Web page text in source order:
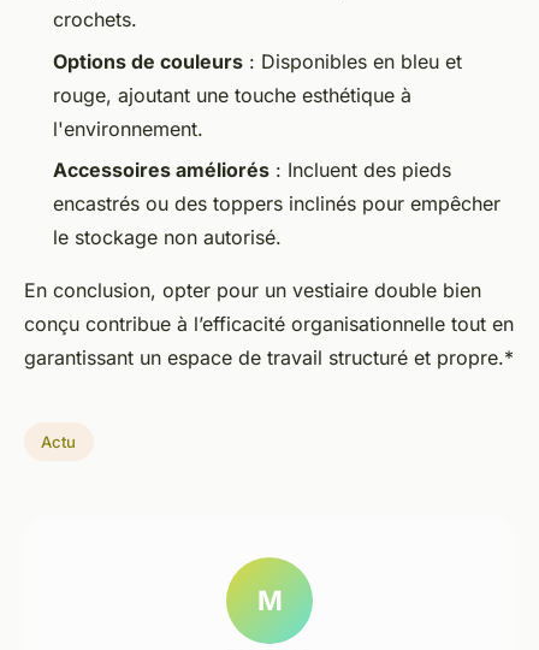
crochets.
Options de couleurs : Disponibles en bleu et
rouge, ajoutant une touche esthétique à
l'environnement.
Accessoires améliorés : Incluent des pieds
encastrés ou des toppers inclinés pour empêcher
le stockage non autorisé.
En conclusion, opter pour un vestiaire double bien
conçu contribue à l’efficacité organisationnelle tout en
garantissant un espace de travail structuré et propre.*
Actu
M